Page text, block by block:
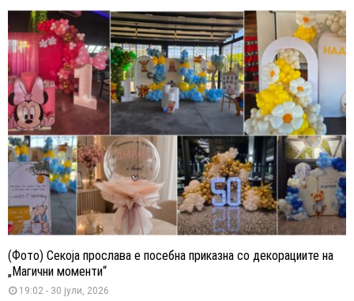
(Фото) Секоја прослава е посебна приказна со декорациите на
„Магични моменти“
19:02 - 30 јули, 2026